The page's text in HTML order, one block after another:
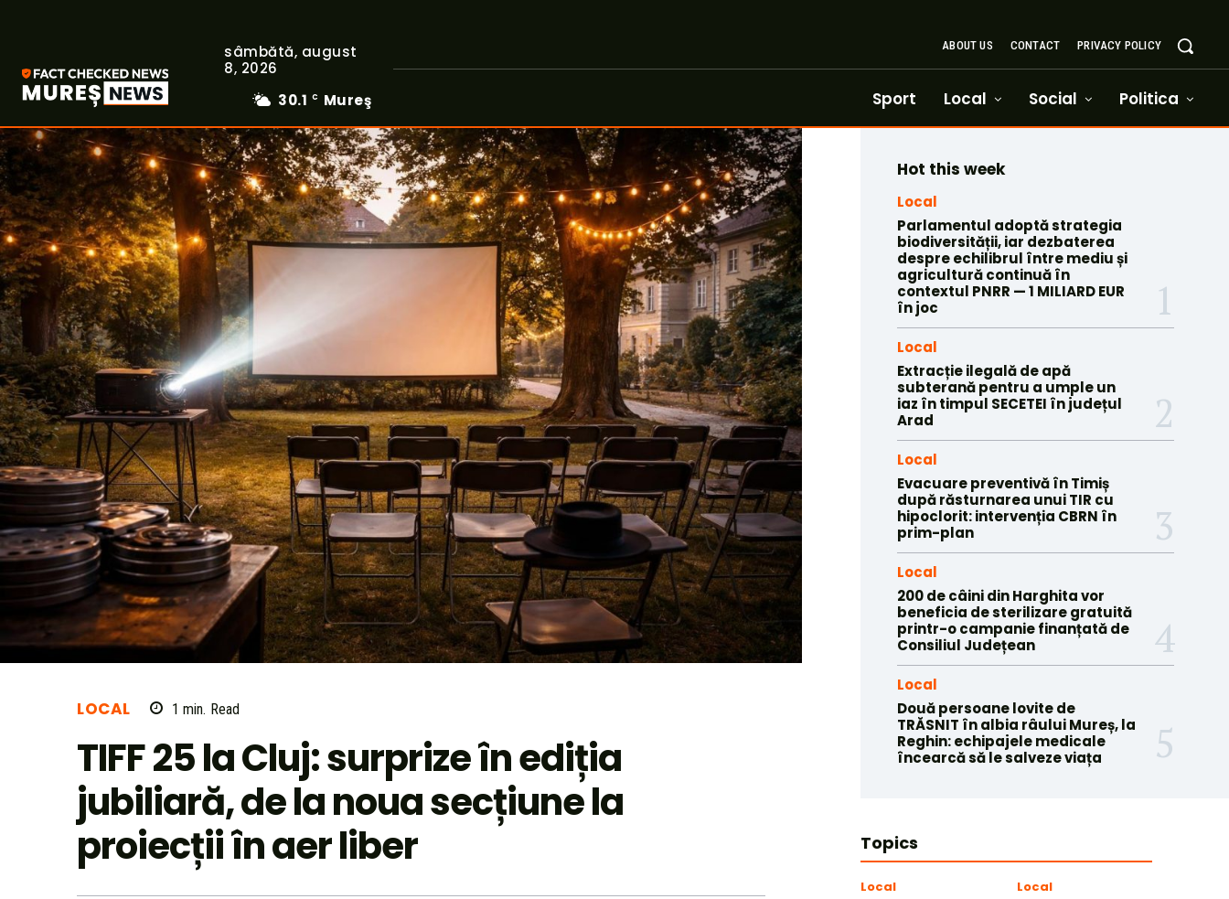
sâmbătă, august
8, 2026
30.1 C Mureş
ABOUT US CONTACT PRIVACY POLICY
Sport Local Social Politica
LOCAL 1 min. Read
TIFF 25 la Cluj: surprize în ediția
jubiliară, de la noua secțiune la
proiecții în aer liber
Hot this week
Local
Parlamentul adoptă strategia
biodiversității, iar dezbaterea
despre echilibrul între mediu și
agricultură continuă în
contextul PNRR — 1 MILIARD EUR
în joc
Local
Extracție ilegală de apă
subterană pentru a umple un
iaz în timpul SECETEI în județul
Arad
Local
Evacuare preventivă în Timiș
după răsturnarea unui TIR cu
hipoclorit: intervenția CBRN în
prim-plan
Local
200 de câini din Harghita vor
beneficia de sterilizare gratuită
printr-o campanie finanțată de
Consiliul Județean
Local
Două persoane lovite de
TRĂSNIT în albia râului Mureș, la
Reghin: echipajele medicale
încearcă să le salveze viața
Topics
Local Local